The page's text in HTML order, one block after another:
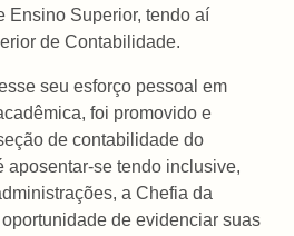
Ensino Superior, tendo aí
de Contabilidade.
seu esforço pessoal em
foi promovido e
de contabilidade do
aposentar-se tendo inclusive,
a Chefia da
de evidenciar suas